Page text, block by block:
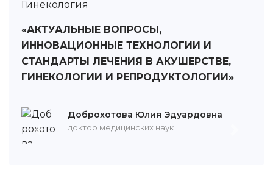
Гинекология
«АКТУАЛЬНЫЕ ВОПРОСЫ,
ИННОВАЦИОННЫЕ ТЕХНОЛОГИИ И
СТАНДАРТЫ ЛЕЧЕНИЯ В АКУШЕРСТВЕ,
ГИНЕКОЛОГИИ И РЕПРОДУКТОЛОГИИ»
Доброхотова Юлия Эдуардовна
доктор медицинских наук
Назад